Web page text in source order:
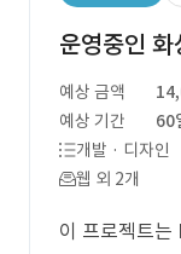
운영중인
예상 금액
예상 기간
60
개발 · 디자인
웹 외 2개
이 프로젝트